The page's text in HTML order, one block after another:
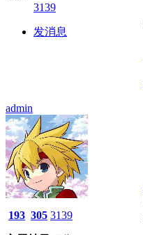
3139
发消息
admin
193 305 3139